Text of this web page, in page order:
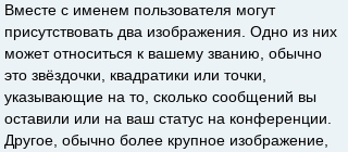
Вместе с именем пользователя могут
присутствовать два изображения. Одно из них
может относиться к вашему званию, обычно
это звёздочки, квадратики или точки,
указывающие на то, сколько сообщений вы
оставили или на ваш статус на конференции.
Другое, обычно более крупное изображение,